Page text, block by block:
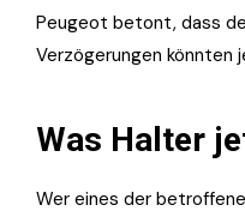
Peugeot betont, dass
Verzögerungen könnten
Was Halter
Wer eines der